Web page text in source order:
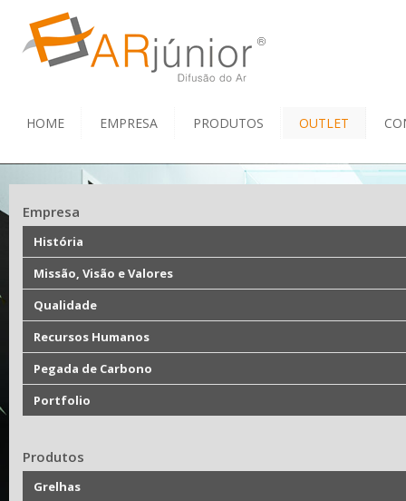
HOME EMPRESA PRODUTOS OUTLET
Empresa
História
Missão, Visão e Valores
Qualidade
Recursos Humanos
Pegada de Carbono
Portfolio
Produtos
Grelhas